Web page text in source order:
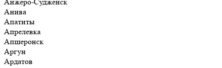
Анива
Апатиты
Апрелевка
Апшеронск
Аргун
Ардатов